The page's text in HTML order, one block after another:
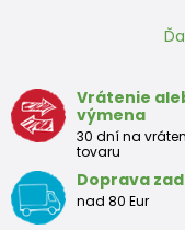
Vrátenie
výmena
30 dní na
tovaru
Doprava
nad 80 Eur